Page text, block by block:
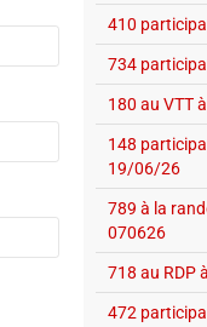
410
734
180 au VTT
148
19/06/26
789 à la
070626
718 au RDP
472